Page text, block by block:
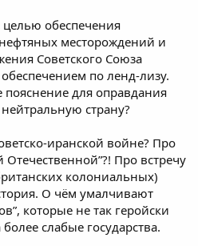
целью обеспечения
нефтяных месторождений и
Советского Союза
по ленд-лизу.
для оправдания
страну?
иранской войне? Про
Про встречу
колониальных)
О чём умалчивают
которые не так геройски
слабые государства.